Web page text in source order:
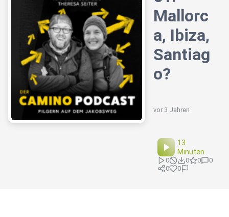
Mallorc
a, Ibiza,
Santiag
o?
vor 3 Jahren
13
Minuten
0 0 0
0
0
0